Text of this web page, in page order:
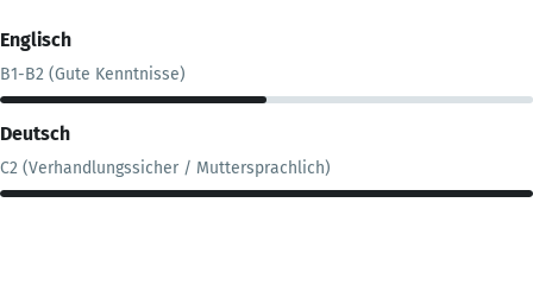
Englisch
B1-B2 (Gute Kenntnisse)
Deutsch
C2 (Verhandlungssicher / Muttersprachlich)